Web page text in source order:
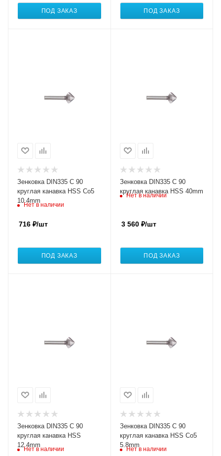
ПОД ЗАКАЗ ПОД ЗАКАЗ
Зенковка DIN335 C 90
круглая канавка HSS Co5
10.4mm
Нет в наличии
716 ₽/шт
ПОД ЗАКАЗ
Зенковка DIN335 C 90
круглая канавка HSS 40mm
Нет в наличии
3 560₽/шт
ПОД ЗАКАЗ
Зенковка DIN335 C 90
круглая канавка HSS
12.4mm
Нет в наличии
Зенковка DIN335 C 90
круглая канавка HSS Co5
5.8mm
Нет в наличии